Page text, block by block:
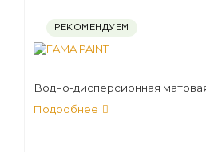
РЕКОМЕНДУЕМ
Водно-дисперсионная
Подробнее